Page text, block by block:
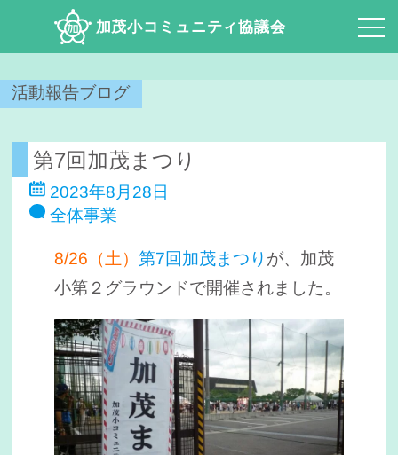
加茂小コミュニティ協議会
活動報告ブログ
第7回加茂まつり
2023年8月28日
全体事業
8/26（土）第7回加茂まつり が、加茂
小第２グラウンドで開催されました。